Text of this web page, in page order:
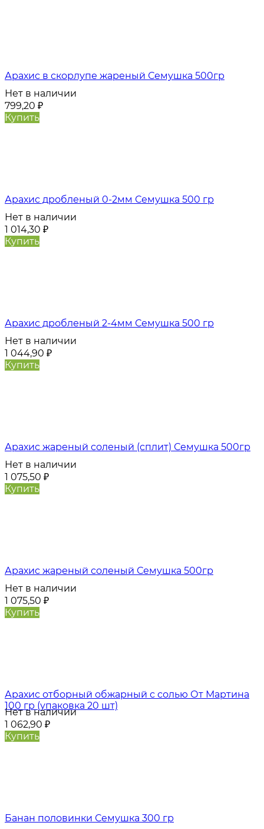
Арахис в скорлупе жареный Семушка 500гр
Нет в наличии
799,20 ₽
Купить
Арахис дробленый 0-2мм Семушка 500 гр
Нет в наличии
1 014,30 ₽
Купить
Арахис дробленый 2-4мм Семушка 500 гр
Нет в наличии
1 044,90 ₽
Купить
Арахис жареный соленый (сплит) Семушка 500гр
Нет в наличии
1 075,50 ₽
Купить
Арахис жареный соленый Семушка 500гр
Нет в наличии
1 075,50 ₽
Купить
Арахис отборный обжарный с солью От Мартина
100 гр (упаковка 20 шт)
Нет в наличии
1 062,90 ₽
Купить
Банан половинки Семушка 300 гр